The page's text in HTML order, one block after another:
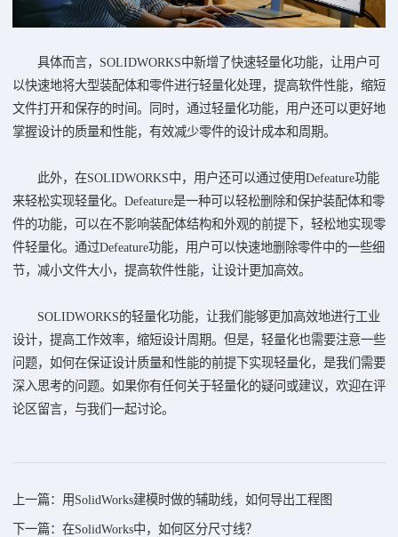
具体而言，SOLIDWORKS中新增了快速轻量化功能，让用户可
以快速地将大型装配体和零件进行轻量化处理，提高软件性能，缩短
文件打开和保存的时间。同时，通过轻量化功能，用户还可以更好地
掌握设计的质量和性能，有效减少零件的设计成本和周期。
此外，在SOLIDWORKS中，用户还可以通过使用Defeature功能
来轻松实现轻量化。Defeature是一种可以轻松删除和保护装配体和零
件的功能，可以在不影响装配体结构和外观的前提下，轻松地实现零
件轻量化。通过Defeature功能，用户可以快速地删除零件中的一些细
节，减小文件大小，提高软件性能，让设计更加高效。
SOLIDWORKS的轻量化功能，让我们能够更加高效地进行工业
设计，提高工作效率，缩短设计周期。但是，轻量化也需要注意一些
问题，如何在保证设计质量和性能的前提下实现轻量化，是我们需要
深入思考的问题。如果你有任何关于轻量化的疑问或建议，欢迎在评
论区留言，与我们一起讨论。
上一篇：用SolidWorks建模时做的辅助线，如何导出工程图
下一篇：在SolidWorks中，如何区分尺寸线？